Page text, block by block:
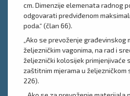
cm. Dimenzije elemenata radnog
odgovarati predviđenom
poda.“ (član 66).
„Ako se prevoženje građevinskog
željezničkim vagonima, na rad i
željeznički kolosijek primjenjivaće
zaštitnim mjerama u željezničkom
226).